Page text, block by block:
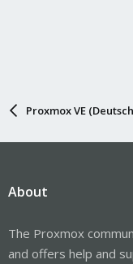
Proxmox VE
About
The Proxmox
and offers help and